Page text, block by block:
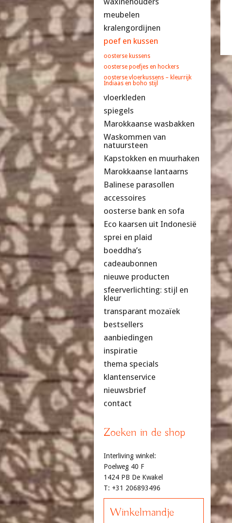
meubelen
kralengordijnen
poef en kussen
oosterse kussens
oosterse poefjes en hockers
oosterse vloerkussens – kleurrijk
Indiaas en boho stijl
vloerkleden
spiegels
Marokkaanse wasbakken
Waskommen van
natuursteen
Kapstokken en muurhaken
Marokkaanse lantaarns
Balinese parasollen
accessoires
oosterse bank en sofa
Eco kaarsen uit Indonesië
sprei en plaid
boeddha’s
cadeaubonnen
nieuwe producten
sfeerverlichting: stijl en
kleur
transparant mozaïek
bestsellers
aanbiedingen
inspiratie
thema specials
klantenservice
nieuwsbrief
contact
Zoeken in de shop
Interliving winkel:
Poelweg 40 F
1424 PB De Kwakel
T: +31 206893496
Winkelmandje